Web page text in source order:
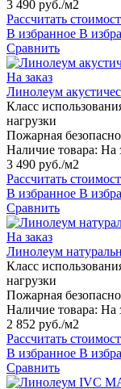
3 490 руб./м2
Рассчитать
В избранное В
Сравнить
На заказ
Линолеум
Класс
нагрузки
Пожарная
Наличие товара: На
3 490 руб./м2
Рассчитать
В избранное В
Сравнить
На заказ
Линолеум
Класс
нагрузки
Пожарная
Наличие товара: На
2 852 руб./м2
Рассчитать
В избранное В
Сравнить